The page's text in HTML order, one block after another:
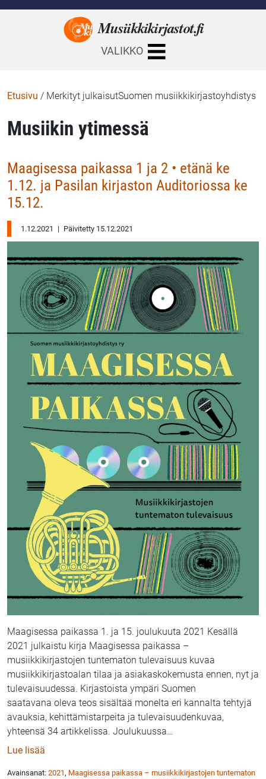
Musiikkikirjastot.fi
VALIKKO
Etusivu / Merkityt julkaisutSuomen musiikkikirjastoyhdistys
Musiikin ytimessä
Maagisessa paikassa 1 ja 2 • etänä ke
1.12. ja Pasilan kirjaston Auditoriossa ke
15.12.
1.12.2021 | Päivitetty 15.12.2021
Maagisessa paikassa 1. ja 15. joulukuuta 2021 Kesällä
2021 julkaistu kirja Maagisessa paikassa –
musiikkikirjastojen tuntematon tulevaisuus kuvaa
musiikkikirjastoalan tilaa ja asiakaskokemusta ennen, nyt ja
tulevaisuudessa. Kirjastoista ympäri Suomen
saatavana oleva teos sisältää monelta eri kannalta tehtyjä
avauksia, kehittämistarpeita ja tulevaisuudenkuvaa,
yhteensä 34 artikkelissa. Joulukuussa…
Lue lisää
Avainsanat: 2021, Maagisessa paikassa – musiikkikirjastojen tuntematon